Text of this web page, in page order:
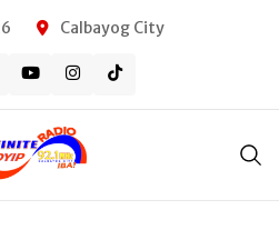
Calbayog City